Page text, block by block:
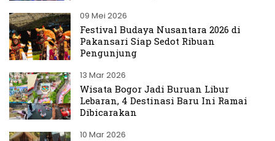
09 Mei 2026
Festival Budaya Nusantara 2026 di
Pakansari Siap Sedot Ribuan
Pengunjung
13 Mar 2026
Wisata Bogor Jadi Buruan Libur
Lebaran, 4 Destinasi Baru Ini Ramai
Dibicarakan
10 Mar 2026